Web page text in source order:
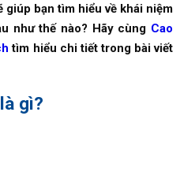
giúp bạn tìm hiểu về khái niệm
như thế nào? Hãy cùng Cao
tìm hiểu chi tiết trong bài viết
gì?